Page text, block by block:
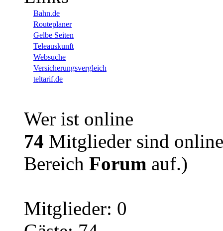
Bahn.de
Routeplaner
Gelbe Seiten
Teleauskunft
Websuche
Versicherungsvergleich
teltarif.de
Wer ist online
74 Mitglieder sind
Bereich Forum auf.)
Mitglieder: 0